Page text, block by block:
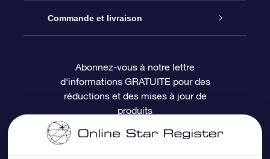
Nous contacter
Questions fréquemment posées
Revues
Coffret cadeau OSR
Carte cadeau OSR
Registre des étoiles
Page d’accueil personnalisée
Commande et livraison
Informations de paiement
Informations d’expédition
Politique de retour
Abonnez-vous à notre lettre
d'informations GRATUITE pour des
réductions et des mises à jour de
produits